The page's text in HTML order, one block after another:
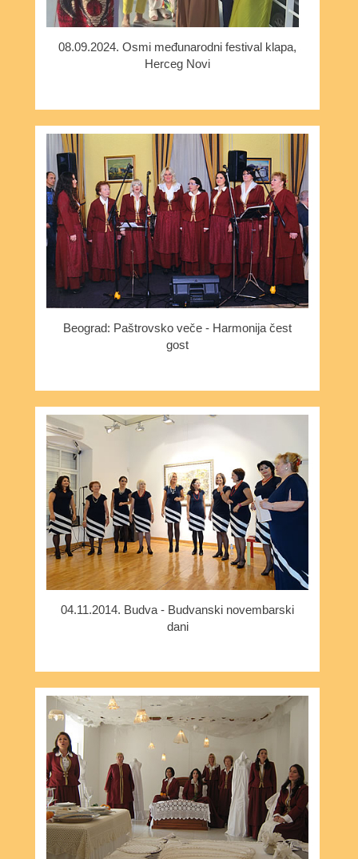
08.09.2024. Osmi međunarodni festival klapa,
Herceg Novi
Beograd: Paštrovsko veče - Harmonija čest
gost
04.11.2014. Budva - Budvanski novembarski
dani